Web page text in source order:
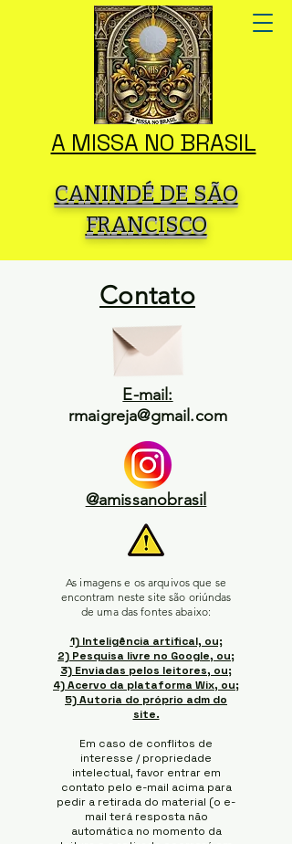
A MISSA NO BRASIL
CANINDÉ DE SÃO
FRANCISCO
Contato
E-mail:
rmaigreja@gmail.com
@amissanobrasil
As imagens e os arquivos que se
encontram neste site são oriúndas
de uma das fontes abaixo:
1) Inteligência artifical, ou;
2) Pesquisa livre no Google, ou;
3) Enviadas pelos leitores, ou;
4) Acervo da plataforma Wix, ou;
5) Autoria do próprio adm do
site.
Em caso de conflitos de
interesse / propriedade
intelectual, favor entrar em
contato pelo e-mail acima para
pedir a retirada do material (o e-
mail terá resposta não
automática no momento da